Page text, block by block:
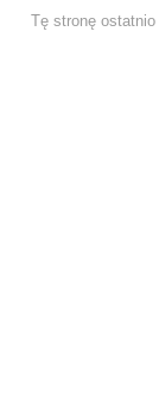
Tę stronę